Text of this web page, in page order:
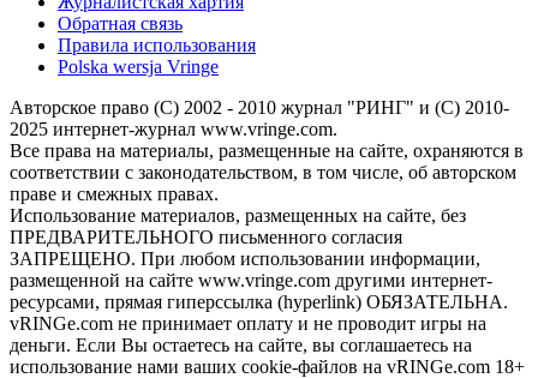
Обратная связь
Правила использования
Polska wersja Vringe
Авторское право (С) 2002 - 2010 журнал "РИНГ" и (С) 2010-
2025 интернет-журнал www.vringe.com.
Все права на материалы, размещенные на сайте, охраняются в
соответствии с законодательством, в том числе, об авторском
праве и смежных правах.
Использование материалов, размещенных на сайте, без
ПРЕДВАРИТЕЛЬНОГО письменного согласия
ЗАПРЕЩЕНО. При любом использовании информации,
размещенной на сайте www.vringe.com другими интернет-
ресурсами, прямая гиперссылка (hyperlink) ОБЯЗАТЕЛЬНА.
vRINGe.com не принимает оплату и не проводит игры на
деньги. Если Вы остаетесь на сайте, вы соглашаетесь на
использование нами ваших cookie-файлов на vRINGe.com 18+